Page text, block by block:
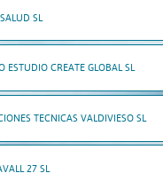
SL
ESTUDIO CREATE GLOBAL SL
TECNICAS VALDIVIESO SL
27 SL